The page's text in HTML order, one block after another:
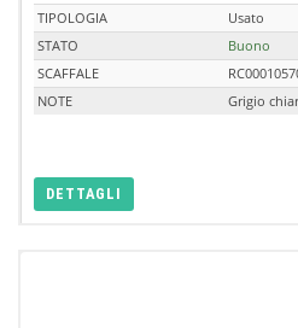
TIPOLOGIA
Usato
STATO
Buono
SCAFFALE
NOTE
Grigio
DETTAGLI